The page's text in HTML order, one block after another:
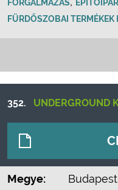
FORGALMAZÁS
FÜRDŐSZOBAI TERMÉKEK
352. UNDERGROUND
Megye:
Budapest